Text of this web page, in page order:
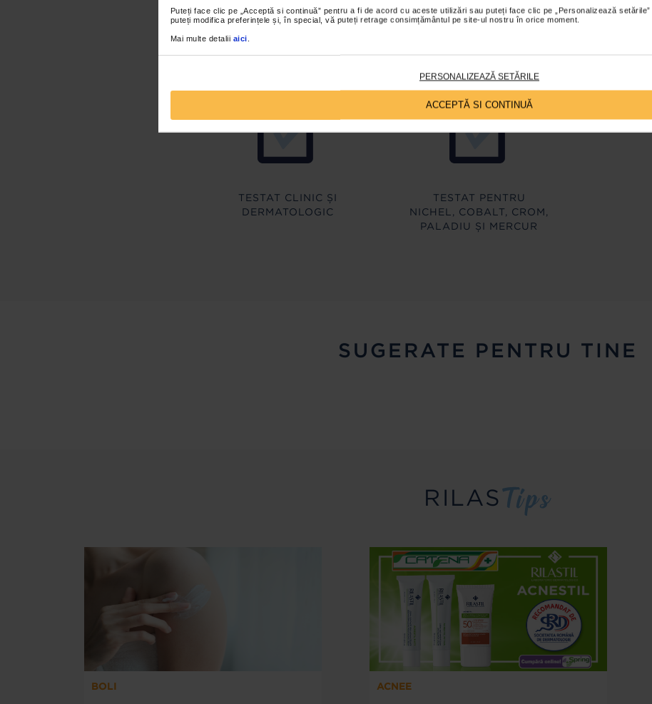
Puteți face clic pe „Acceptă si continuă” pentru a fi de acord cu aceste utilizări sau puteți face clic pe „Personalizează
puteți modifica preferințele și, în special, vă puteți retrage consimțământul pe site-ul nostru în orice moment.
Mai multe detalii aici
PERSONALIZEAZĂ SETĂRILE
ACCEPTĂ SI CONTINUĂ
COLORANȚI ȘI
DERIVATE DIN GRÂU
TESTAT CLINIC ȘI
DERMATOLOGIC
TESTAT PENTRU
NICHEL, COBALT, CROM,
PALADIU ȘI MERCUR
SUGERATE PENTRU TINE
RILAS
BOLI ACNEE